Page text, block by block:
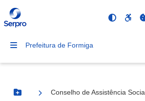
Prefeitura de Formiga
Botão Menu
Conselho de Assistência